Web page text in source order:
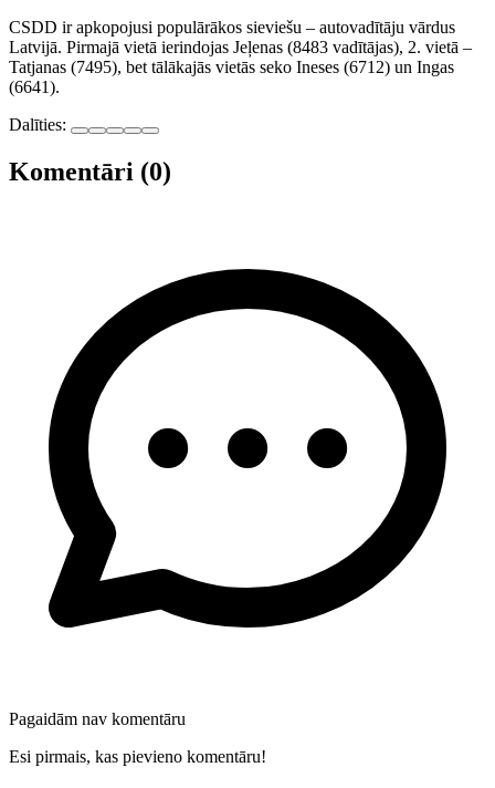
CSDD ir apkopojusi populārākos sieviešu – autovadītāju vārdus
Latvijā. Pirmajā vietā ierindojas Jeļenas (8483 vadītājas), 2. vietā –
Tatjanas (7495), bet tālākajās vietās seko Ineses (6712) un Ingas
(6641).
Dalīties:
Komentāri (0)
Pagaidām nav komentāru
Esi pirmais, kas pievieno komentāru!